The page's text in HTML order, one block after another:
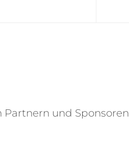
und Sponsoren